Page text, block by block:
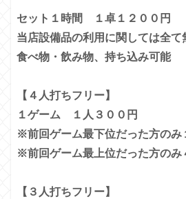
セット１時間 １卓１２００円
当店設備品の利用に関しては全て
食べ物・飲み物、持ち込み可能
【４人打ちフリー】
１ゲーム １人３００円
※前回ゲーム最下位だった方のみ
※前回ゲーム最上位だった方のみ
【３人打ちフリー】